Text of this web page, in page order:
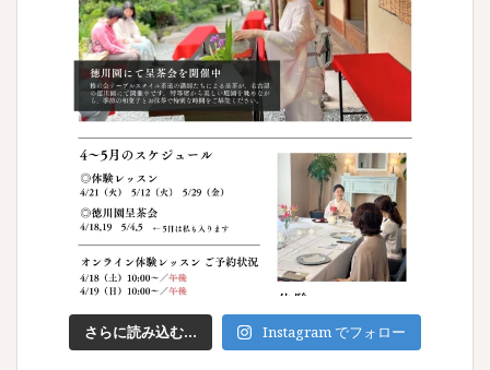
さらに読み込む... Instagram でフォロー